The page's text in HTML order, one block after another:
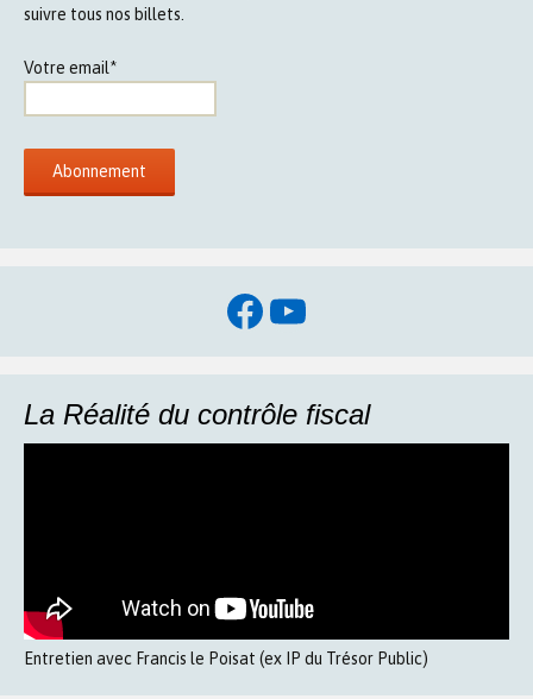
suivre tous nos billets.
Votre email*
Facebook
YouTube
La Réalité du contrôle fiscal
Entretien avec Francis le Poisat (ex IP du Trésor Public)